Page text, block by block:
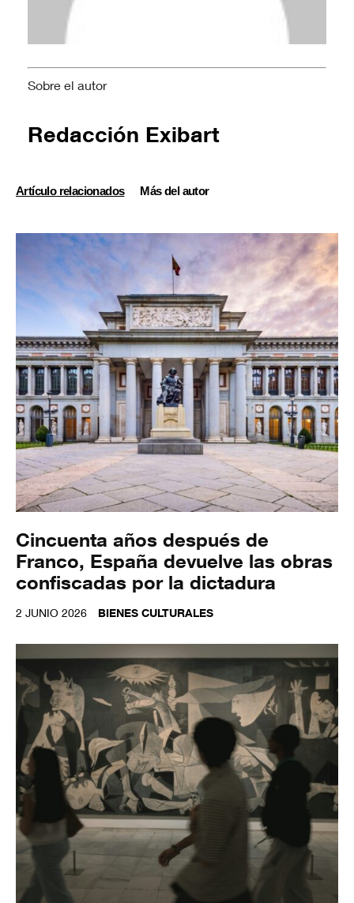
Sobre el autor
Redacción Exibart
Artículo relacionados Más del autor
Cincuenta años después de
Franco, España devuelve las obras
confiscadas por la dictadura
2 JUNIO 2026 BIENES CULTURALES